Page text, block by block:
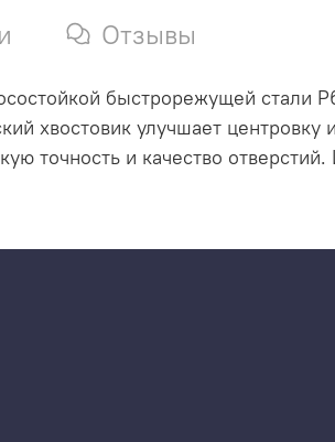
Отзывы
быстрорежущей
хвостовик улучшает центровку
точность и качество